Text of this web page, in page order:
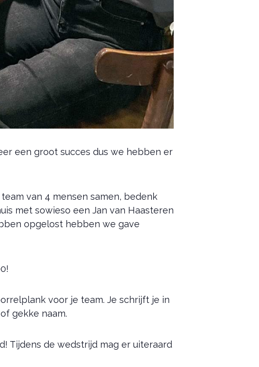
een groot succes dus we hebben er
van 4 mensen samen, bedenk
met sowieso een Jan van Haasteren
opgelost hebben we gave
voor je team. Je schrijft je in
gekke naam.
Tijdens de wedstrijd mag er uiteraard